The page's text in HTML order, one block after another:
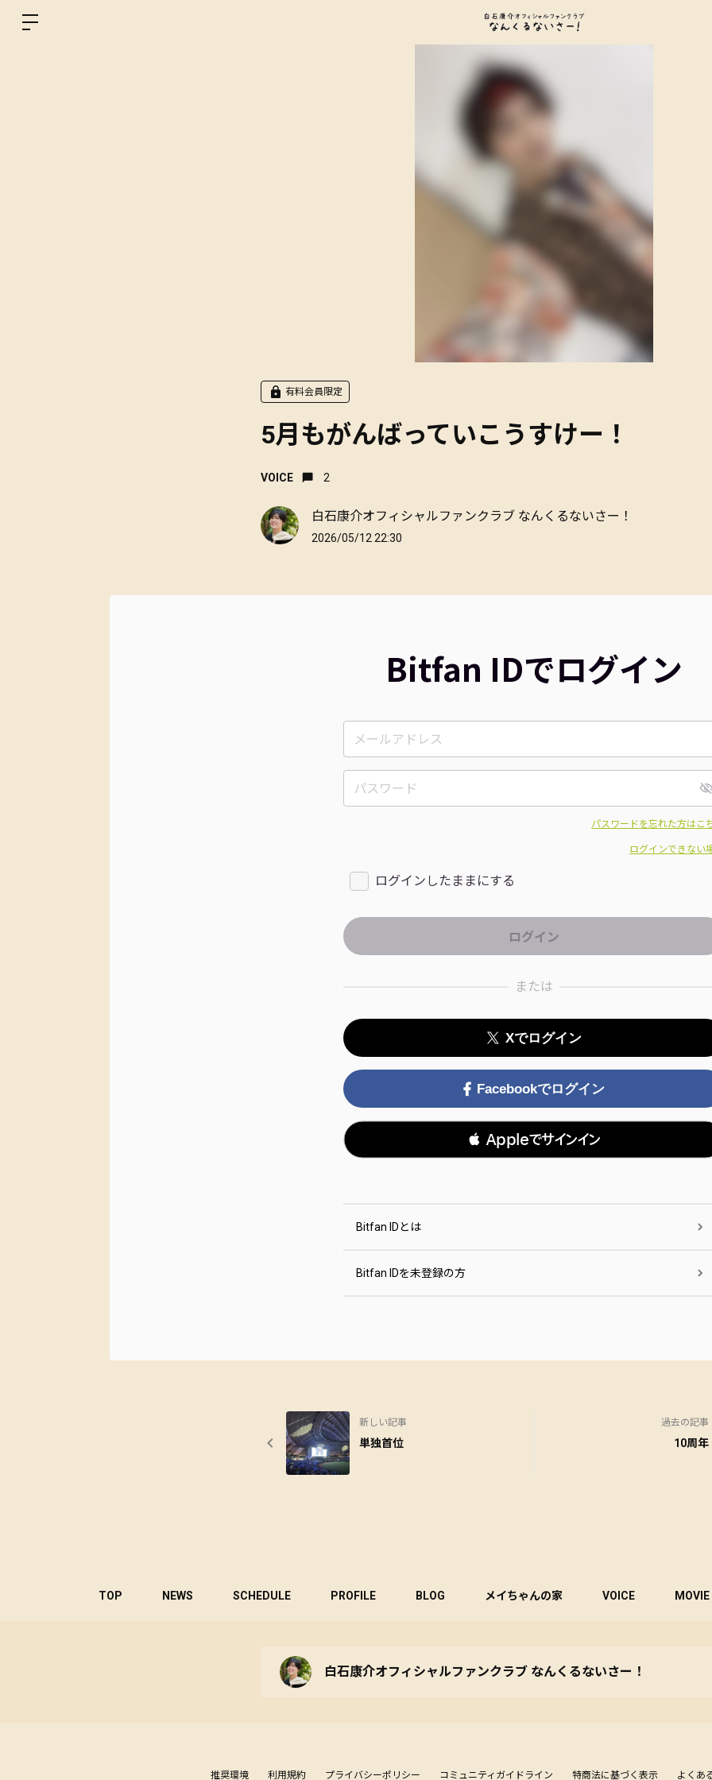
有料会員限定
5月もがんばっていこうすけー！
VOICE 2
白石康介オフィシャルファンクラブ なんくるないさー！
2026/05/12 22:30
Bitfan IDでログイン
パスワードを忘れた方はこ
ログインできない
ログインしたままにする
または
Xでログイン
Facebookでログイン
 Appleでサインイン
Bitfan IDとは
Bitfan IDを未登録の方
新しい記事
単独首位
過去の記事
10周年
TOP NEWS SCHEDULE PROFILE BLOG メイちゃんの家 VOICE MOVIE
白石康介オフィシャルファンクラブ なんくるないさー！
推奨環境 利用規約 プライバシーポリシー コミュニティガイドライン 特商法に基づく表示 よくあ